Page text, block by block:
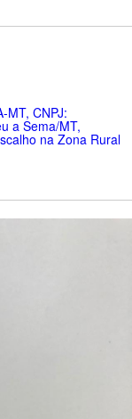
MT, CNPJ:
a Sema/MT,
na Zona Rural